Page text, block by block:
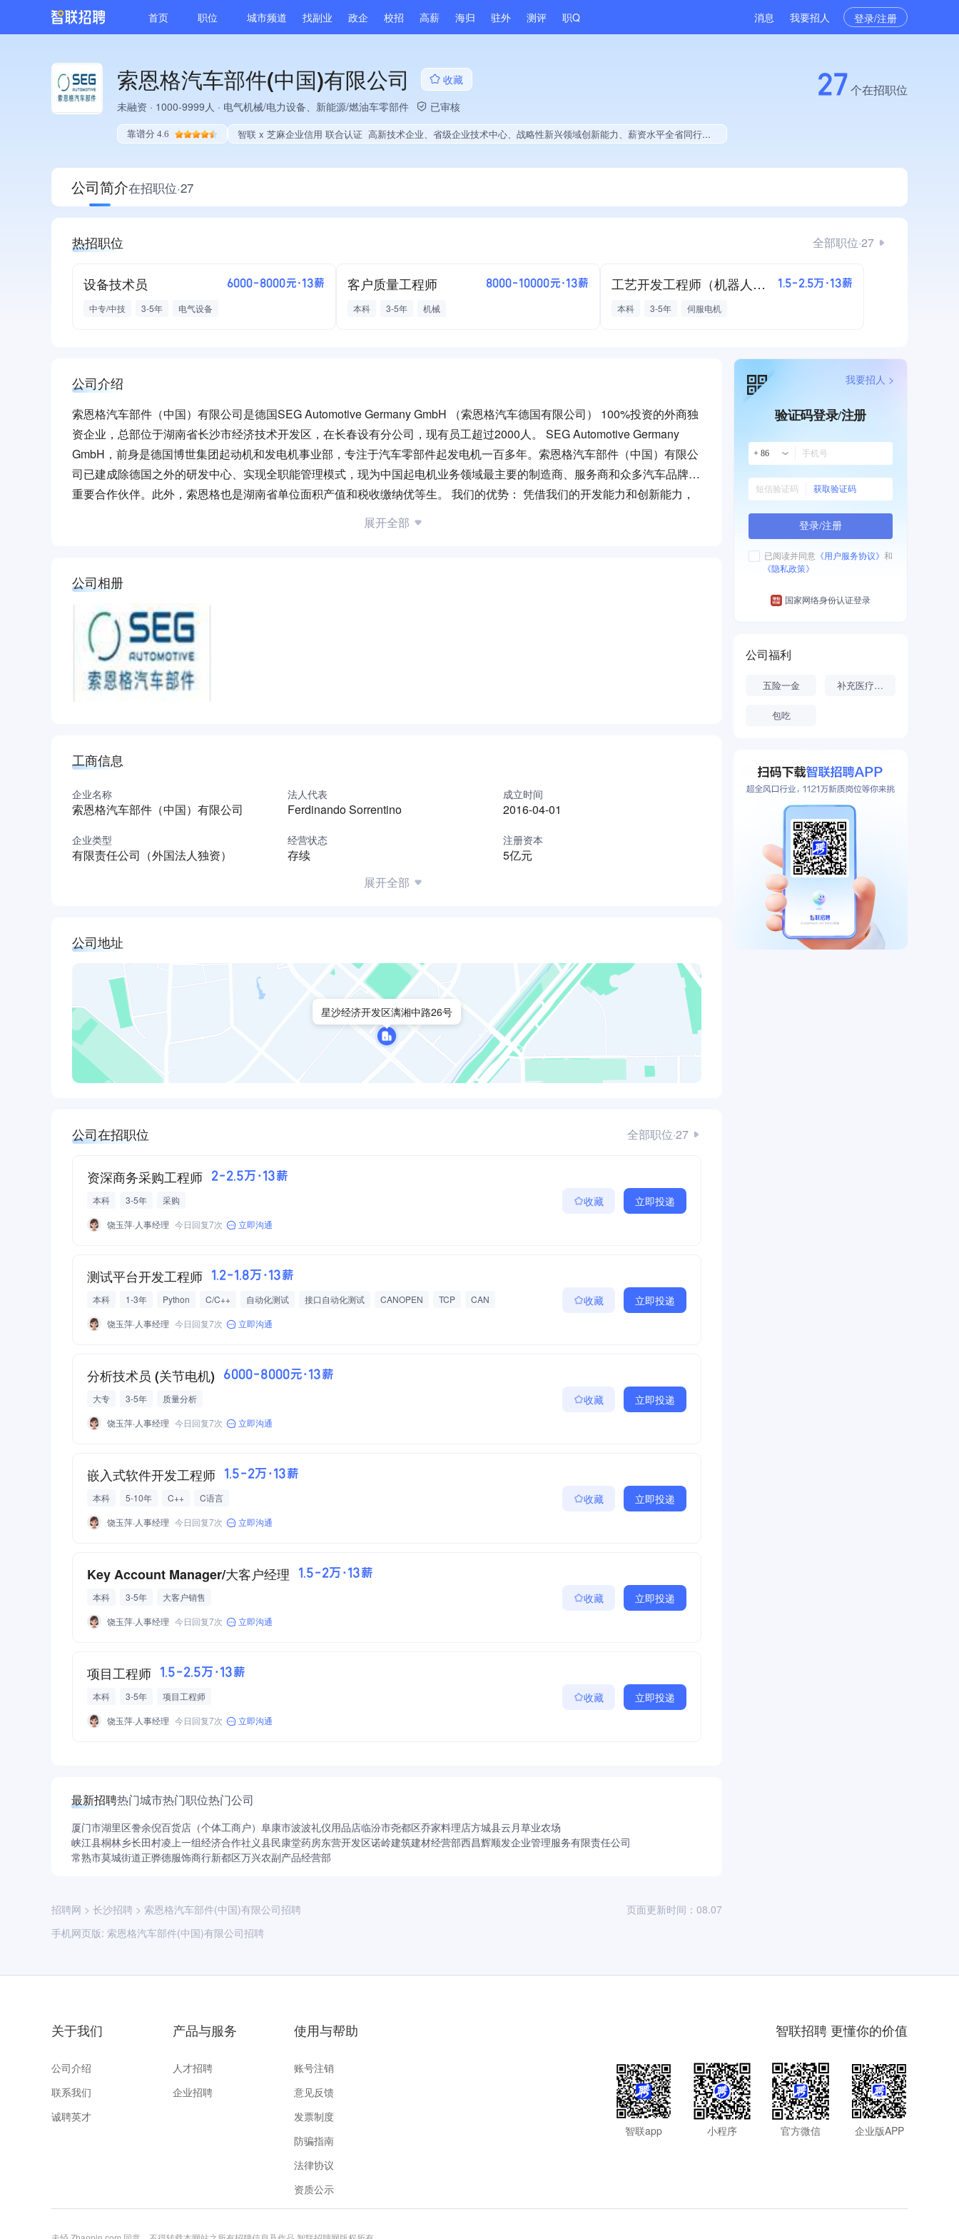
首页 职位 城市频道 找副业 政企 校招 高薪 海归 驻外 测评 职Q 消息 我要招人 登录/注册
索恩格汽车部件(中国)有限公司
收藏
未融资 · 1000-9999人 · 电气机械/电力设备、新能源/燃油车零部件 已审核
靠谱分 4.6 智联 x 芝麻企业信用 联合认证 高新技术企业、省级企业技术中心、战略性新兴领域创新能力、薪资水平全省同行前10%、海关高级认证、A级纳税人、多产业布局、拥有节能环保技术、拥有自主品牌、拥有发明专利、专利授权量同领域前10%、技术布局行业领先、大学生就业贡献、拥有著作权
27个在招职位
公司简介在招职位·27
热招职位 全部职位·27
设备技术员 6000-8000元·13薪
中专/中技 3-5年 电气设备
客户质量工程师 8000-10000元·13薪
本科 3-5年 机械
工艺开发工程师（机器人关节模组性能测试） 1.5-2.5万·13薪
本科 3-5年 伺服电机
公司介绍
索恩格汽车部件（中国）有限公司是德国SEG Automotive Germany GmbH （索恩格汽车德国有限公司） 100%投资的外商独
资企业，总部位于湖南省长沙市经济技术开发区，在长春设有分公司，现有员工超过2000人。 SEG Automotive Germany
GmbH，前身是德国博世集团起动机和发电机事业部，专注于汽车零部件起发电机一百多年。索恩格汽车部件（中国）有限公
司已建成除德国之外的研发中心、实现全职能管理模式，现为中国起电机业务领域最主要的制造商、服务商和众多汽车品牌的
重要合作伙伴。此外，索恩格也是湖南省单位面积产值和税收缴纳优等生。 我们的优势： 凭借我们的开发能力和创新能力，
一个多世纪以来，我们已经在起动机和发电机的产品领域取得了巨大的技术进步和优势。我们生产高性能、灵活耐用的产品，
拥有竞争力的产品组合和稳健的生产流程以及统一的全球质量标准。 作为企业，我们承担社会责任, 我们的目标始终如一：智
公司的发展息息相关—因此我们信守承诺，勇于担当。 以终为始 - 我们致力于移动出行的美好未来，促进合作共赢及和谐社会
的发展。 全球协同 - 我们全球化的团队互相尊重，彼此信任、欣赏，充分体现文化多样性。 我们为员工的职业发展和能力提
升提供丰富且充足的培训项目。三条职业发展通道提升员工专业和管理能力。同时，公司提供国际层面的职业发展机会支持员
工晋升。 团队合作和多样性是我们工作中重要的一部分。 我们鼓励建设性的对话和自主地工作。 所有这些，加上我们的团队
精神，相互信任的交流和尊重，构成了我们成功的基础。在索恩格，工作和生活平衡不只是一句口号，而是我们成功工作的关
键。
展开全部
公司相册
工商信息
企业名称
索恩格汽车部件（中国）有限公司
法人代表
Ferdinando Sorrentino
成立时间
2016-04-01
企业类型
有限责任公司（外国法人独资）
经营状态
存续
注册资本
5亿元
展开全部
公司地址
星沙经济开发区漓湘中路26号
公司在招职位 全部职位·27
资深商务采购工程师 2-2.5万·13薪
本科 3-5年
采购
饶玉萍·人事经理 今日回复7次 立即沟通
收藏 立即投递
测试平台开发工程师 1.2-1.8万·13薪
本科 1-3年 Python C/C++ 自动化测试 接口自动化测试 CANOPEN TCP
CAN
labview
饶玉萍·人事经理 今日回复7次 立即沟通
收藏 立即投递
分析技术员 (关节电机) 6000-8000元·13薪
大专 3-5年
质量分析
饶玉萍·人事经理 今日回复7次 立即沟通
收藏 立即投递
嵌入式软件开发工程师 1.5-2万·13薪
本科 5-10年 C++
C语言
饶玉萍·人事经理 今日回复7次 立即沟通
收藏 立即投递
Key Account Manager/大客户经理 1.5-2万·13薪
本科 3-5年
大客户销售
饶玉萍·人事经理 今日回复7次 立即沟通
收藏 立即投递
项目工程师 1.5-2.5万·13薪
本科 3-5年
项目工程师
饶玉萍·人事经理 今日回复7次 立即沟通
收藏 立即投递
最新招聘热门城市热门职位热门公司
厦门市湖里区誊余倪百货店（个体工商户） 阜康市波波礼仪用品店临汾市尧都区乔家料理店方城县云月草业农场
峡江县桐林乡长田村凌上一组经济合作社 义县民康堂药房东营开发区诺岭建筑建材经营部西昌辉顺发企业管理服务有限责任公司
常熟市莫城街道正骅德服饰商行新都区万兴农副产品经营部
招聘网 > 长沙招聘 > 索恩格汽车部件(中国)有限公司招聘
手机网页版: 索恩格汽车部件(中国)有限公司招聘
页面更新时间：08.07
验证码登录/注册
+ 86
获取验证码
登录/注册
已阅读并同意 《用户服务协议》 和
《隐私政策》
国家网络身份认证登录
我要招人 >
公司福利
五险一金 补充医疗保险
包吃
关于我们
公司介绍
联系我们
诚聘英才
产品与服务
人才招聘
企业招聘
使用与帮助
账号注销
意见反馈
发票制度
防骗指南
法律协议
资质公示
智联招聘 更懂你的价值
智联app 小程序 官方微信 企业版APP